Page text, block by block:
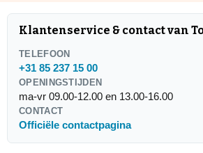
Klantenservice & contact van
TELEFOON
+31 85 237 15 00
OPENINGSTIJDEN
ma-vr 09.00-12.00 en 13.00-16.00
CONTACT
Officiële contactpagina